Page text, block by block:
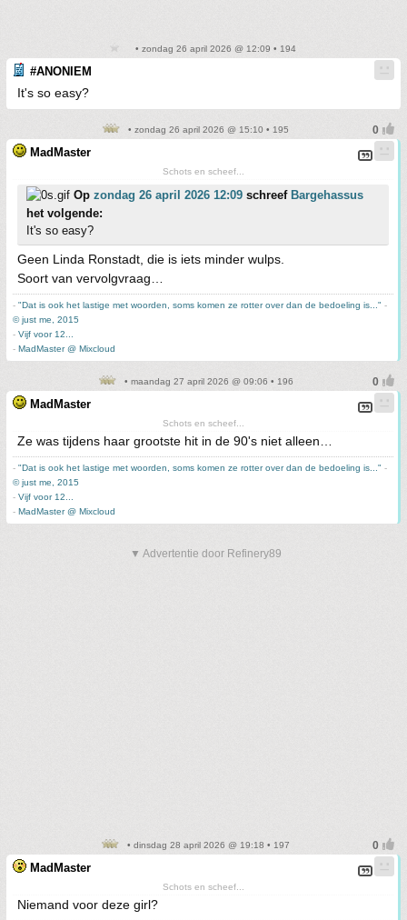
• zondag 26 april 2026 @ 12:09 • 194
#ANONIEM
It's so easy?
• zondag 26 april 2026 @ 15:10 • 195
MadMaster
Schots en scheef...
Op zondag 26 april 2026 12:09 schreef Bargehassus
het volgende:
It's so easy?
Geen Linda Ronstadt, die is iets minder wulps.
Soort van vervolgvraag…
- "Dat is ook het lastige met woorden, soms komen ze rotter over dan de bedoeling is..." -
© just me, 2015
- Vijf voor 12...
- MadMaster @ Mixcloud
• maandag 27 april 2026 @ 09:06 • 196
MadMaster
Schots en scheef...
Ze was tijdens haar grootste hit in de 90's niet alleen…
- "Dat is ook het lastige met woorden, soms komen ze rotter over dan de bedoeling is..." -
© just me, 2015
- Vijf voor 12...
- MadMaster @ Mixcloud
▼ Advertentie door Refinery89
• dinsdag 28 april 2026 @ 19:18 • 197
MadMaster
Schots en scheef...
Niemand voor deze girl?